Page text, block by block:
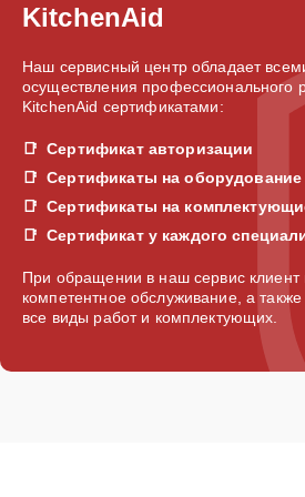
KitchenAid
Наш сервисный центр обладает
осуществления профессионального
KitchenAid сертификатами:
Сертификат авторизации
Сертификаты на оборудование
Сертификаты на
Сертификат у каждого
При обращении в наш сервис клиент
компетентное обслуживание, а
все виды работ и комплектующих.